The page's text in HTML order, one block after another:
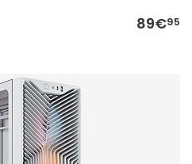
89€95